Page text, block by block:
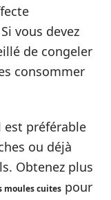
vous devez
de congeler
consommer
préférable
ou déjà
Obtenez plus
moules cuites pour